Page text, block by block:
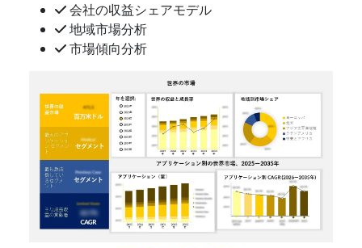
会社の収益シェアモデル
地域市場分析
市場傾向分析